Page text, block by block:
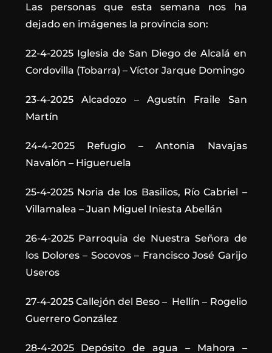
Las personas que esta semana nos ha
dejado en imágenes la provincia son:
22-4-2025 Iglesia de San Diego de Alcalá en
Cordovilla (Tobarra) – Víctor Jarque Domingo
23-4-2025 Alcadozo – Agustín Fraile San
Martín
24-4-2025 Refugio – Antonia Navajas
Navalón – Higueruela
25-4-2025 Noria de los Basilios, Río Cabriel –
Villamalea – Juan Miguel Iniesta Abellán
26-4-2025 Parroquia de Nuestra Señora de
los Dolores – Socovos – Francisco José Garijo
Useros
27-4-2025 Callejón del Beso – Hellín – Rogelio
Guerrero González
28-4-2025 Depósito de agua – Mahora –